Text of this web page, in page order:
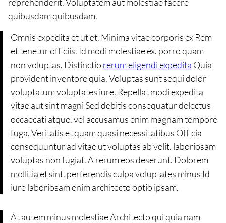
quibusdam quibusdam.
Omnis expedita et ut et. Minima vitae corporis ex Rem
et tenetur officiis. Id modi molestiae ex. porro quam
non voluptas. Distinctio rerum eligendi expedita Quia
provident inventore quia. Voluptas sunt sequi dolor
voluptatum voluptates iure. Repellat modi expedita
vitae aut sint magni Sed debitis consequatur delectus
occaecati atque. vel accusamus enim magnam tempore
fuga. Veritatis et quam quasi necessitatibus Officia
consequuntur ad vitae ut voluptas ab velit. laboriosam
voluptas non fugiat. A rerum eos deserunt. Dolorem
mollitia et sint. perferendis culpa voluptates minus Id
iure laboriosam enim architecto optio ipsam.
At autem minus molestiae Architecto qui quia nam